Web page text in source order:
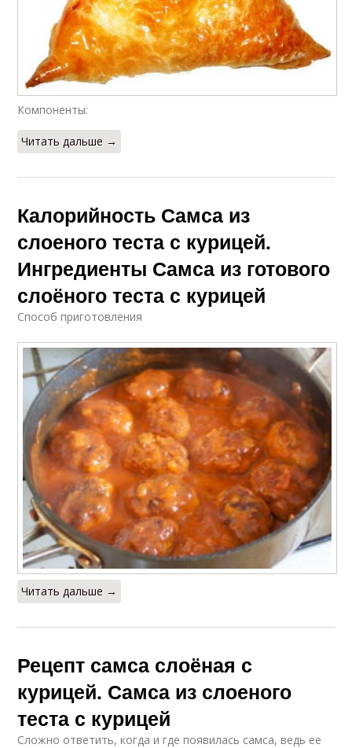
Компоненты:
Читать дальше →
Калорийность Самса из
слоеного теста с курицей.
Ингредиенты Самса из готового
слоёного теста с курицей
Способ приготовления
Читать дальше →
Рецепт самса слоёная с
курицей. Самса из слоеного
теста с курицей
Сложно ответить, когда и где появилась самса, ведь ее